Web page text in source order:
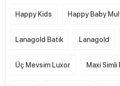
Happy Kids Happy Baby
Lanagold Batik Lanagold
Üç Mevsim Luxor Maxi